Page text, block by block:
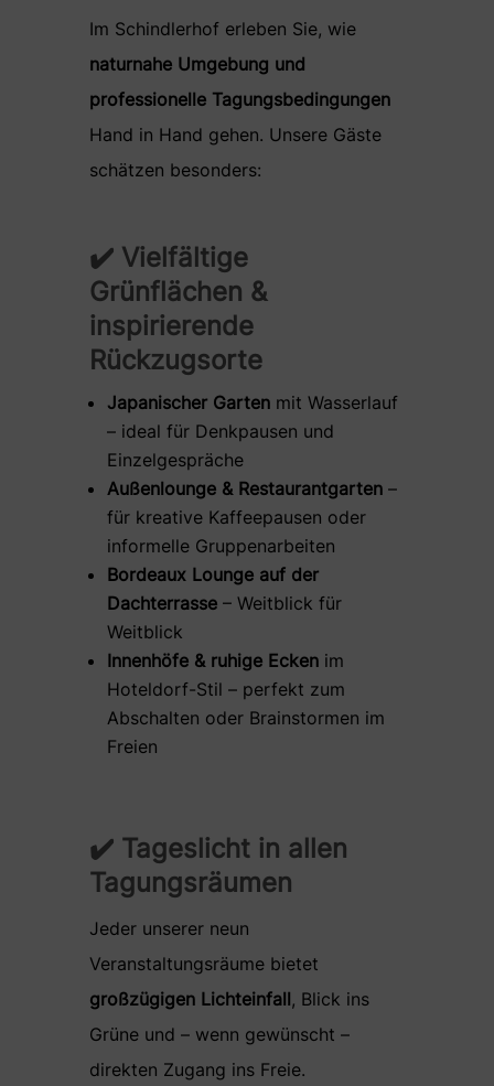
Im Schindlerhof erleben Sie, wie
naturnahe Umgebung und
professionelle Tagungsbedingungen
Hand in Hand gehen. Unsere Gäste
schätzen besonders:
✔️ Vielfältige
Grünflächen &
inspirierende
Rückzugsorte
Japanischer Gartenmit Wasserlauf
– ideal für Denkpausen und
Einzelgespräche
Außenlounge & Restaurantgarten–
für kreative Kaffeepausen oder
informelle Gruppenarbeiten
Bordeaux Lounge auf der
Dachterrasse– Weitblick für
Weitblick
Innenhöfe & ruhige Eckenim
Hoteldorf-Stil – perfekt zum
Abschalten oder Brainstormen im
Freien
✔️ Tageslicht in allen
Tagungsräumen
Jeder unserer neun
Veranstaltungsräume bietet
großzügigen Lichteinfall, Blick ins
Grüne und – wenn gewünscht –
direkten Zugang ins Freie.